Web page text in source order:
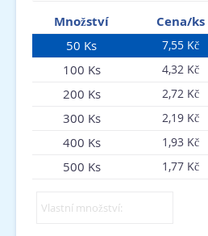
Množství Cena/ks
50 Ks 7,55 Kč
100 Ks
4,32 Kč
200 Ks
2,72 Kč
300 Ks
2,19 Kč
400 Ks
1,93 Kč
500 Ks
1,77 Kč